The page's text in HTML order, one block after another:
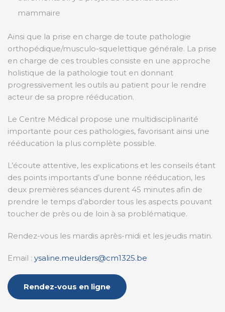
mammaire
Ainsi que la prise en charge de toute pathologie
orthopédique/musculo-squelettique générale. La prise
en charge de ces troubles consiste en une approche
holistique de la pathologie tout en donnant
progressivement les outils au patient pour le rendre
acteur de sa propre rééducation.
Le Centre Médical propose une multidisciplinarité
importante pour ces pathologies, favorisant ainsi une
rééducation la plus complète possible.
L’écoute attentive, les explications et les conseils étant
des points importants d’une bonne rééducation, les
deux premières séances durent 45 minutes afin de
prendre le temps d’aborder tous les aspects pouvant
toucher de près ou de loin à sa problématique.
Rendez-vous les mardis après-midi et les jeudis matin.
Email : ysaline.meulders@cm1325.be
Rendez-vous en ligne